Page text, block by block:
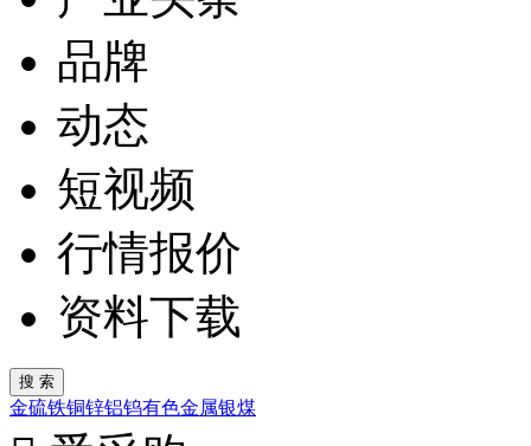
品牌
动态
短视频
行情报价
资料下载
金硫铁铜锌铝钨有色金属银煤